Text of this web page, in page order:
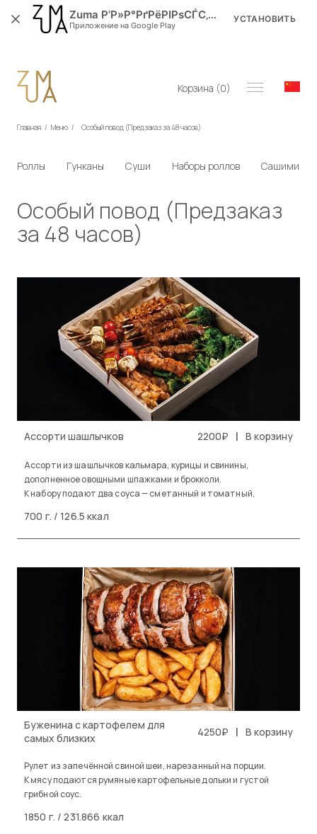
Корзина (0)
Главная / Меню / Особый повод (Предзаказ за 48 часов)
Роллы Гунканы Суши Наборы роллов Сашими
Особый повод (Предзаказ
за 48 часов)
Ассорти шашлычков 2200₽ | В корзину
Ассорти из шашлычков кальмара, курицы и свинины,
дополненное овощными шпажками и брокколи.
К набору подают два соуса — сметанный и томатный.
700 г. / 126.5 ккал
Буженина с картофелем для
самых близких
4250₽ | В корзину
Рулет из запечённой свиной шеи, нарезанный на порции.
К мясу подаются румяные картофельные дольки и густой
грибной соус.
1850 г. / 231.866 ккал
Zuma Р’Р»Р°РґРёРІРѕСЃС‚РѕРє
Приложение на Google Play
УСТАНОВИТЬ